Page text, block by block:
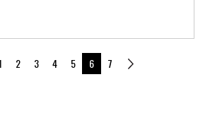
2 3 4 5 6 7